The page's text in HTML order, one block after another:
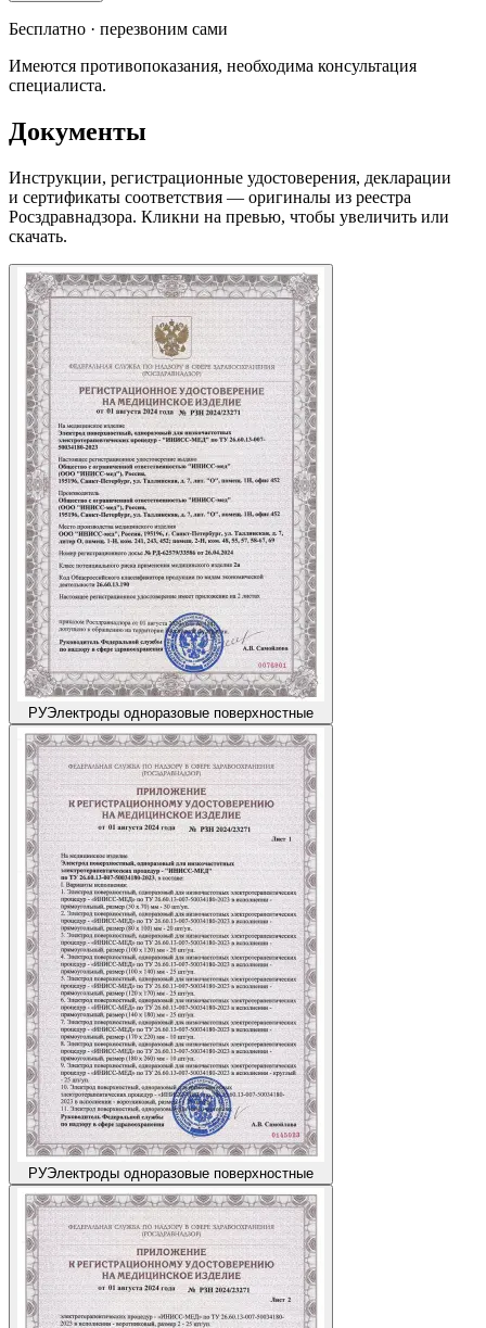
Бесплатно · перезвоним сами
Имеются противопоказания, необходима консультация
специалиста.
Документы
Инструкции, регистрационные удостоверения, декларации
и сертификаты соответствия — оригиналы из реестра
Росздравнадзора. Кликни на превью, чтобы увеличить или
скачать.
РУЭлектроды одноразовые поверхностные
РУЭлектроды одноразовые поверхностные